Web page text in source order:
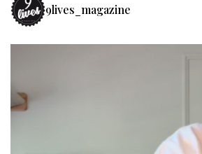
9lives_magazine